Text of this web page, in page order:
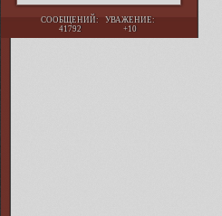
СООБЩЕНИЙ:
41792
УВАЖЕНИЕ:
+10